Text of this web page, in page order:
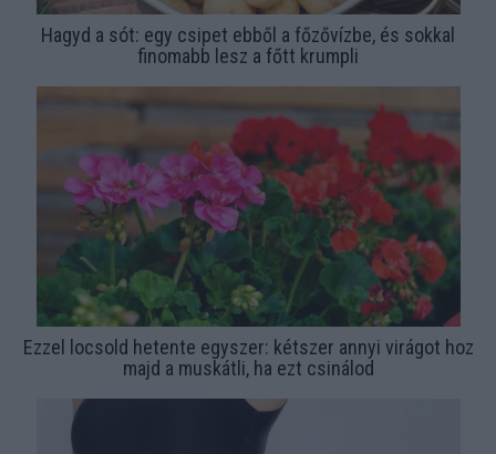
Hagyd a sót: egy csipet ebből a főzővízbe, és sokkal
finomabb lesz a főtt krumpli
Ezzel locsold hetente egyszer: kétszer annyi virágot hoz
majd a muskátli, ha ezt csinálod